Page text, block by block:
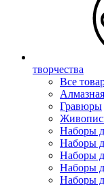
творчества
Все
Гравюры
Наборы
Наборы
Наборы
Наборы
Наборы